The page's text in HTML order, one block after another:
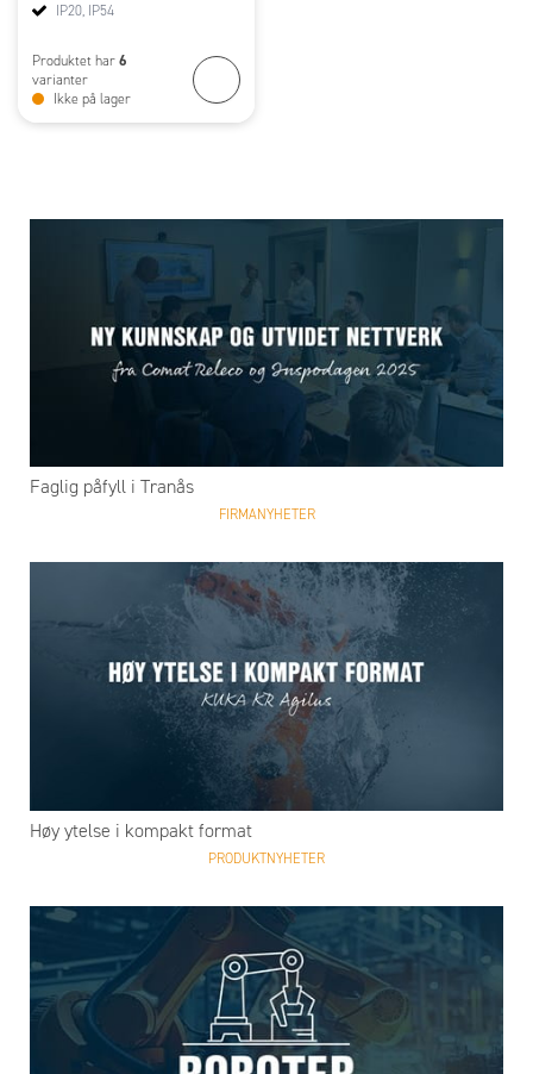
IP20, IP54
Produktet har 6
varianter
Ikke på lager
Faglig påfyll i Tranås
FIRMANYHETER
Høy ytelse i kompakt format
PRODUKTNYHETER